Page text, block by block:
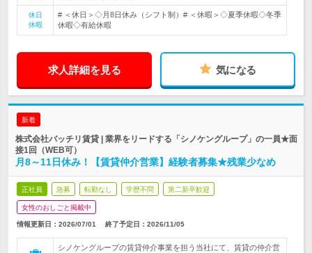
休日
休暇
# ＜休日＞◇月8日休み（シフト制）# ＜休暇＞◇夏季休暇◇冬季
休暇◇有給休暇
求人詳細を見る 気になる
新着
株式会社バッチリ賃貸 | 業界をリードする「シノケングループ」の一員★面
接1回（WEB可）
月8～11日休み！【賃貸仲介営業】経験者募集★残業少なめ
正社員 急募 転勤なし 学歴不問 第二新卒歓迎
女性のおしごと掲載中
情報更新日：2026/07/01 終了予定日： 2026/11/05
シノケングループの賃貸仲介事業を担う当社にて、賃貸の仲介営